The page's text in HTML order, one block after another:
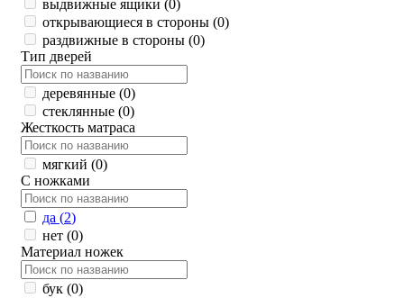
выдвижные ящики (0)
открывающиеся в стороны (0)
раздвижные в стороны (0)
Тип дверей
деревянные (0)
стеклянные (0)
Жесткость матраса
мягкий (0)
С ножками
да (2)
нет (0)
Материал ножек
бук (0)